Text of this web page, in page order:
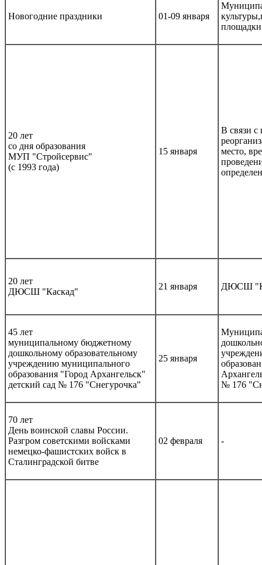
Новогодние праздники 01-09 января
площадки
20 лет
со дня образования
МУП "Стройсервис"
(с 1993 года)
15 января
В связи с
место,
20 лет
ДЮСШ "Каскад"
21 января ДЮСШ
45 лет
муниципальному бюджетному
дошкольному образовательному
учреждению муниципального
образования "Город Архангельск"
детский сад № 176 "Снегурочка"
25 января
№ 176
70 лет
День воинской славы России.
Разгром советскими войсками
немецко-фашистских войск в
Сталинградской битве
02 февраля -